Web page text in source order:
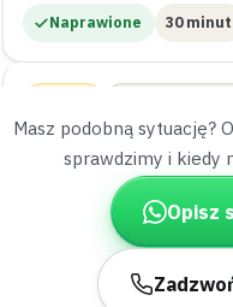
Naprawione 30 minut
„Chwilę po
pojawiła się wilgoć.”
Sprawdziliśmy złączkę
zmywarka działa teraz
Zamontowane Bez
Masz podobną sytuację?
sprawdzimy i kiedy
Opisz